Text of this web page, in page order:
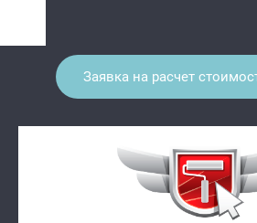
Заявка на расчет